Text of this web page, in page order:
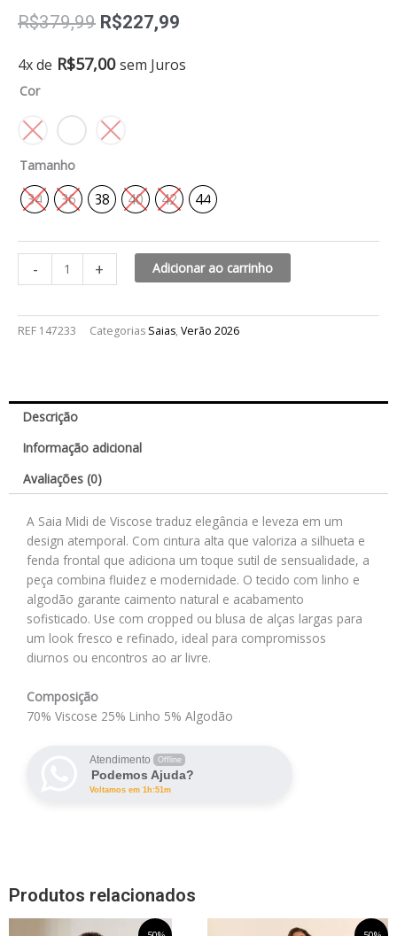
R$379,99 O
original
R$227,99
atual
4x de R$57,00 sem Juros
Cor
Tamanho
34 36 38 40 42 44
-
Saia
yves
quantidade
+ Adicionar ao carrinho
REF 147233 Categorias Saias, Verão 2026
Descrição
Informação adicional
Avaliações (0)
A Saia Midi de Viscose traduz elegância e leveza em um
design atemporal. Com cintura alta que valoriza a silhueta e
fenda frontal que adiciona um toque sutil de sensualidade, a
peça combina fluidez e modernidade. O tecido com linho e
algodão garante caimento natural e acabamento
sofisticado. Use com cropped ou blusa de alças largas para
um look fresco e refinado, ideal para compromissos
diurnos ou encontros ao ar livre.
Composição
70% Viscose 25% Linho 5% Algodão
Atendimento Offline
Podemos Ajuda?
Voltamos em 1h:51m
Produtos relacionados
O
Este
Este